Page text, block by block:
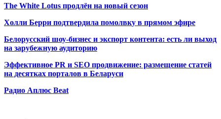
The White Lotus продлён на новый сезон
Холли Берри подтвердила помолвку в прямом эфире
Белорусский шоу-бизнес и экспорт контента: есть ли выход
на зарубежную аудиторию
Эффективное PR и SEO продвижение: размещение статей
на десятках порталов в Беларуси
Радио Аплюс Beat